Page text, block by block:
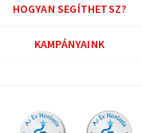
HOGYAN SEGÍTHETSZ?
KAMPÁNYAINK